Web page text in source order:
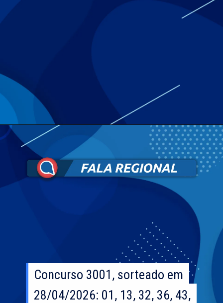
Concurso 3001, sorteado em
28/04/2026: 01, 13, 32, 36, 43,
Concurso 3001, sorteado em
28/04/2026: 01, 13, 32, 36, 43,